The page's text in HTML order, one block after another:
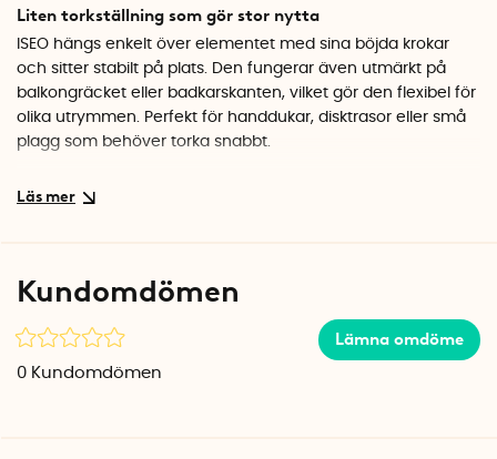
Liten torkställning som gör stor nytta
ISEO hängs enkelt över elementet med sina böjda krokar
och sitter stabilt på plats. Den fungerar även utmärkt på
balkongräcket eller badkarskanten, vilket gör den flexibel för
olika utrymmen. Perfekt för handdukar, disktrasor eller små
plagg som behöver torka snabbt.
Genomtänkt design i hållbart material
tar den knappt någon plats alls att förvara undan.
Utnyttja värmen du redan betalar för
Genom att placera torkställningen på elementet drar du
Kundomdömen
Lämna omdöme
0 Kundomdömen